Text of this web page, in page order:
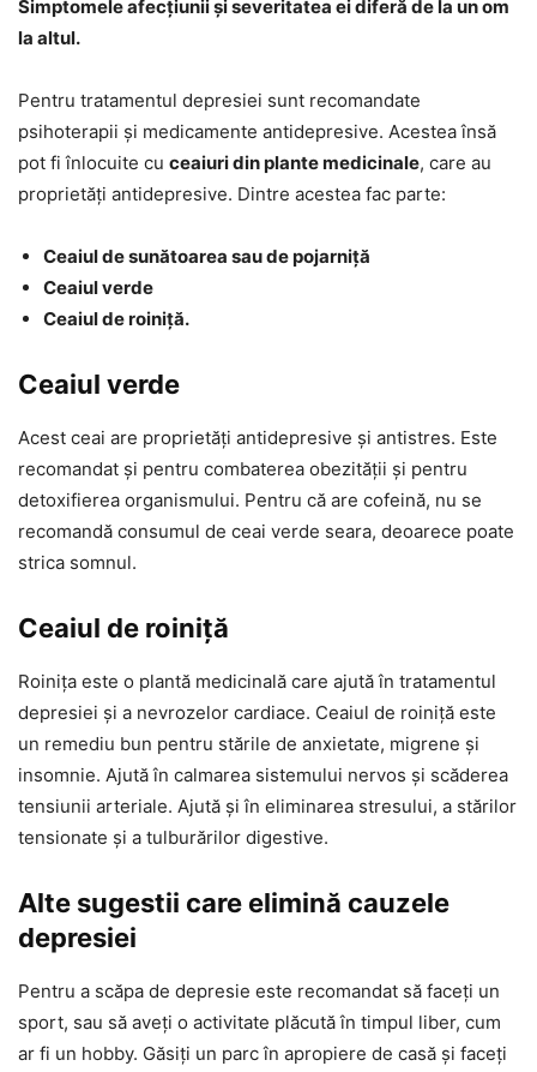
Simptomele afecțiunii și severitatea ei diferă de la un om
la altul.
Pentru tratamentul depresiei sunt recomandate
psihoterapii și medicamente antidepresive. Acestea însă
pot fi înlocuite cu ceaiuri din plante medicinale, care au
proprietăți antidepresive. Dintre acestea fac parte:
Ceaiul de sunătoarea sau de pojarniță
Ceaiul verde
Ceaiul de roiniță.
Ceaiul verde
Acest ceai are proprietăți antidepresive și antistres. Este
recomandat și pentru combaterea obezității și pentru
detoxifierea organismului. Pentru că are cofeină, nu se
recomandă consumul de ceai verde seara, deoarece poate
strica somnul.
Ceaiul de roiniță
Roinița este o plantă medicinală care ajută în tratamentul
depresiei și a nevrozelor cardiace. Ceaiul de roiniță este
un remediu bun pentru stările de anxietate, migrene și
insomnie. Ajută în calmarea sistemului nervos și scăderea
tensiunii arteriale. Ajută și în eliminarea stresului, a stărilor
tensionate și a tulburărilor digestive.
Alte sugestii care elimină cauzele
depresiei
Pentru a scăpa de depresie este recomandat să faceți un
sport, sau să aveți o activitate plăcută în timpul liber, cum
ar fi un hobby. Găsiți un parc în apropiere de casă și faceți